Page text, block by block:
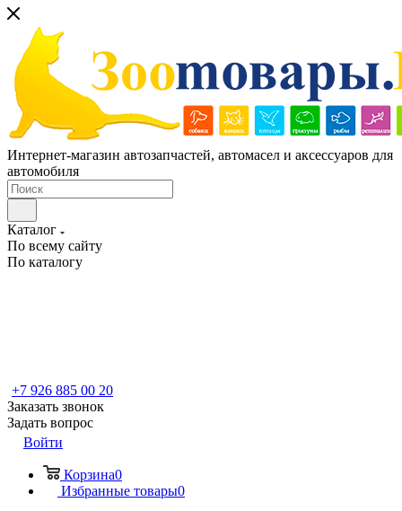
Интернет-магазин автозапчастей, автомасел и аксессуаров для
автомобиля
Каталог
По всему сайту
По каталогу
+7 926 885 00 20
Заказать звонок
Задать вопрос
Войти
Корзина0
Избранные товары0